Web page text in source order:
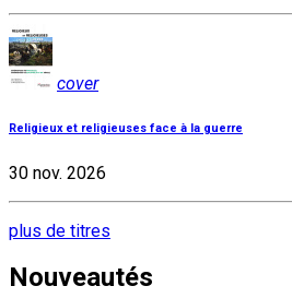
cover
Religieux et religieuses face à la guerre
30 nov. 2026
plus de titres
Nouveautés